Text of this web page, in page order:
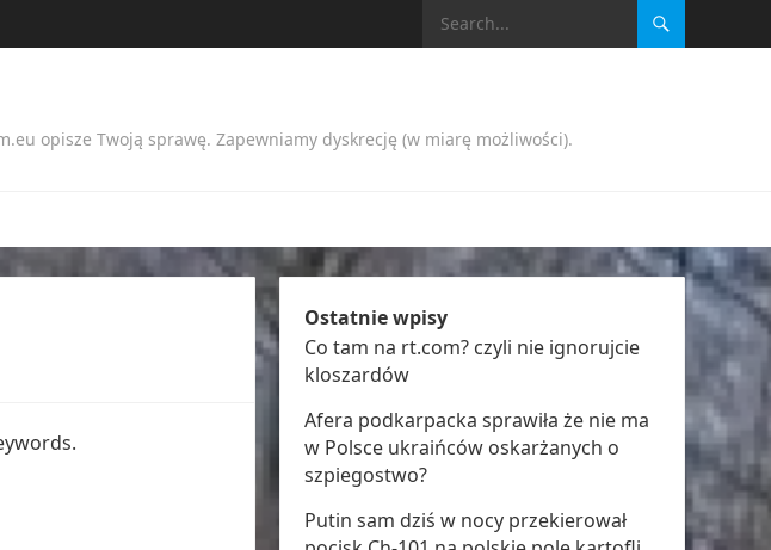
opisze Twoją sprawę. Zapewniamy dyskrecję (w miarę możliwości).
Ostatnie wpisy
Co tam na rt.com? czyli nie ignorujcie
kloszardów
Afera podkarpacka sprawiła że nie ma
w Polsce ukraińców oskarżanych o
szpiegostwo?
Putin sam dziś w nocy przekierował